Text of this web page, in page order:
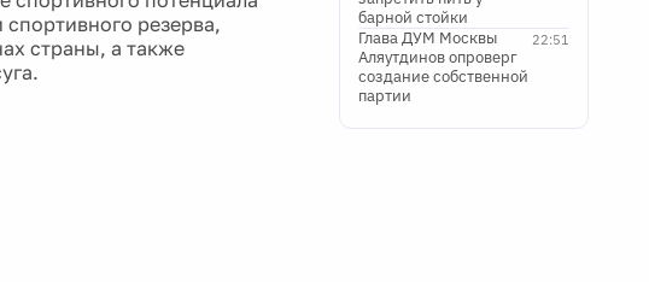
резерва,
страны, а также
барной стойки
22:51
Глава ДУМ Москвы
Аляутдинов опроверг
создание собственной
партии